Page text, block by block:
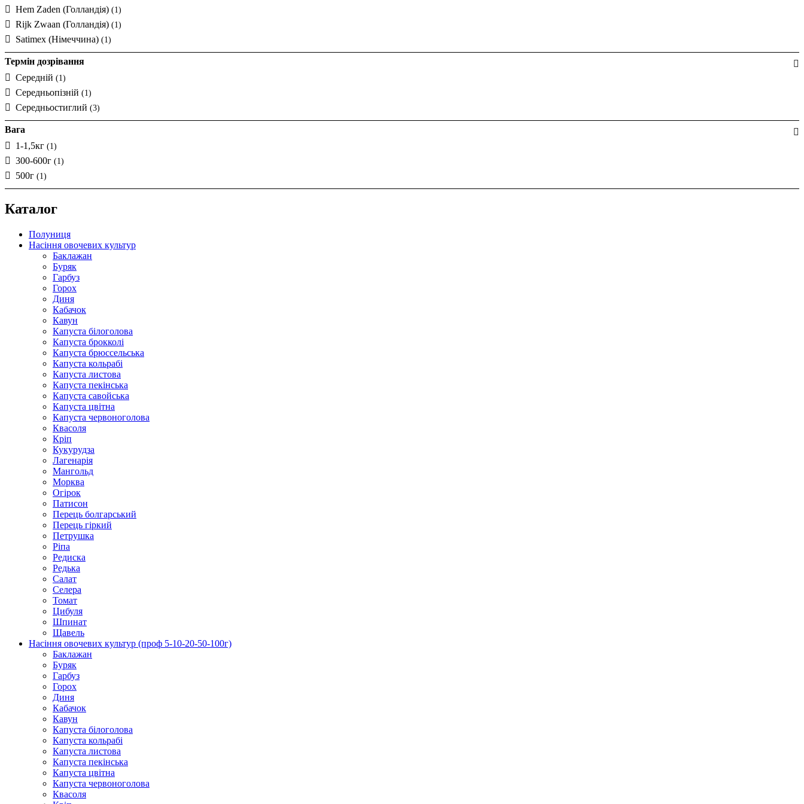
Hem Zaden (Голландія) (1)
Rijk Zwaan (Голландія) (1)
Satimex (Німеччина) (1)
Термін дозрівання
Середній (1)
Середньопізній (1)
Середньостиглий (3)
Вага
1-1,5кг (1)
300-600г (1)
500г (1)
Каталог
Полуниця
Насіння овочевих культур
Баклажан
Буряк
Гарбуз
Горох
Диня
Кабачок
Кавун
Капуста білоголова
Капуста брокколі
Капуста брюссельська
Капуста кольрабі
Капуста листова
Капуста пекінська
Капуста савойська
Капуста цвітна
Капуста червоноголова
Квасоля
Кріп
Кукурудза
Лагенарія
Мангольд
Морква
Огірок
Патисон
Перець болгарський
Перець гіркий
Петрушка
Ріпа
Редиска
Редька
Салат
Селера
Томат
Цибуля
Шпинат
Щавель
Насіння овочевих культур (проф 5-10-20-50-100г)
Баклажан
Буряк
Гарбуз
Горох
Диня
Кабачок
Кавун
Капуста білоголова
Капуста кольрабі
Капуста листова
Капуста пекінська
Капуста цвітна
Капуста червоноголова
Квасоля